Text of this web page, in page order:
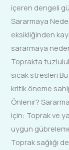
içeren dengeli
Sararmaya
eksikliğinden
sararmaya
Toprakta
sıcak stresleri
kritik öneme
Önlenir?
için: Toprak ve
uygun gübreleme
Toprak sağlığı